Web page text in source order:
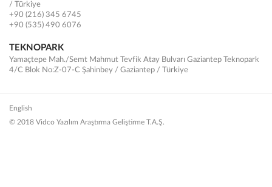
/ Türkiye
+90 (216) 345 6745
+90 (535) 490 6076
TEKNOPARK
Yamaçtepe Mah./Semt Mahmut Tevfik Atay Bulvarı Gaziantep Teknopark
4/C Blok No:Z-07-C Şahinbey / Gaziantep / Türkiye
English
© 2018 Vidco Yazılım Araştırma Geliştirme T.A.Ş.